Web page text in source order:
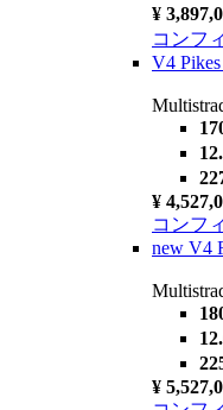
¥
コンフ
V4 Pikes
¥
コンフ
new V4
¥